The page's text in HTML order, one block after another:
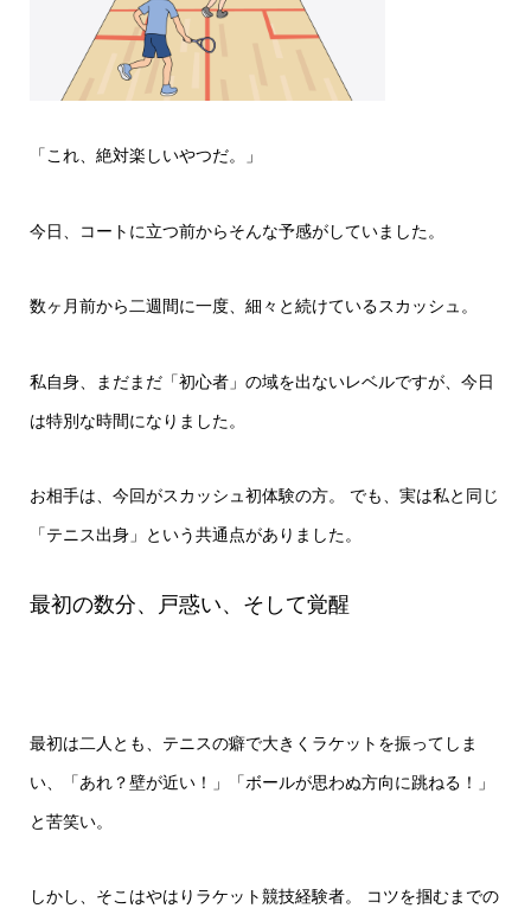
「これ、絶対楽しいやつだ。」
今日、コートに立つ前からそんな予感がしていました。
数ヶ月前から二週間に一度、細々と続けているスカッシュ。
私自身、まだまだ「初心者」の域を出ないレベルですが、今日
は特別な時間になりました。
お相手は、今回がスカッシュ初体験の方。 でも、実は私と同じ
「テニス出身」という共通点がありました。
最初の数分、戸惑い、そして覚醒
最初は二人とも、テニスの癖で大きくラケットを振ってしま
い、「あれ？壁が近い！」「ボールが思わぬ方向に跳ねる！」
と苦笑い。
しかし、そこはやはりラケット競技経験者。 コツを掴むまでの